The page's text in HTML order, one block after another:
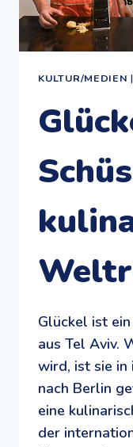
KULTUR/MEDIEN |
Glückel ist
aus Tel Aviv.
wird, ist sie in
nach Berlin
eine
der